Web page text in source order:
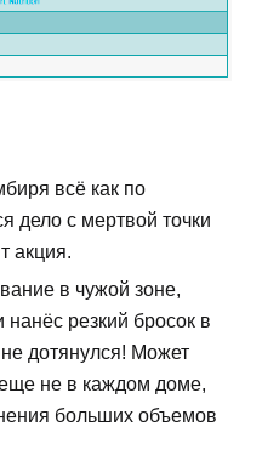
всё как по
дело с мертвой точки
акция.
в чужой зоне,
резкий бросок в
дотянулся! Может
не в каждом доме,
больших объемов